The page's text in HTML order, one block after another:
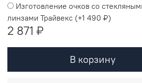
Изготовление очков со
линзами Трайвекс (+1 490 ₽)
2 871 ₽
В корзину